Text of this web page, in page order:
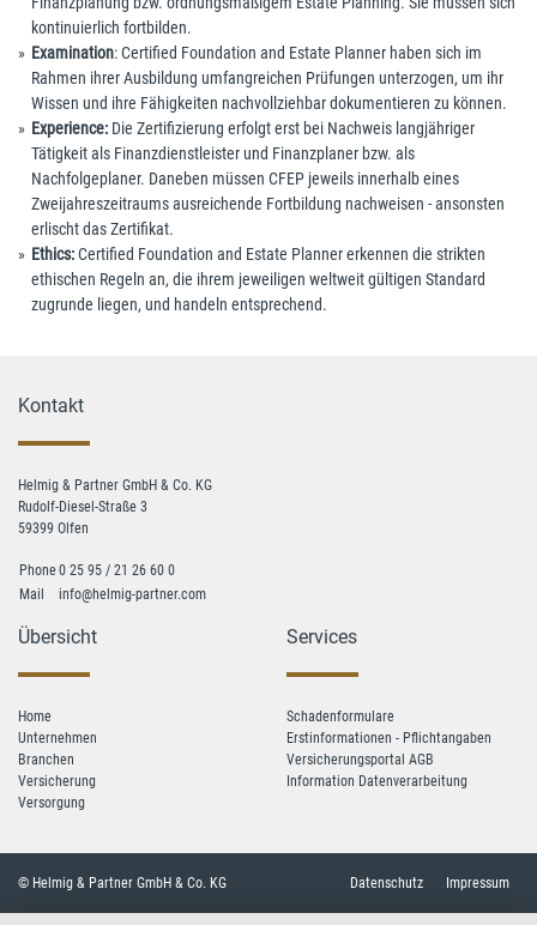
kontinuierlich fortbilden.
Examination: Certified Foundation and Estate Planner haben sich im
Rahmen ihrer Ausbildung umfangreichen Prüfungen unterzogen, um ihr
Wissen und ihre Fähigkeiten nachvollziehbar dokumentieren zu können.
Experience: Die Zertifizierung erfolgt erst bei Nachweis langjähriger
Tätigkeit als Finanzdienstleister und Finanzplaner bzw. als
Nachfolgeplaner. Daneben müssen CFEP jeweils innerhalb eines
Zweijahreszeitraums ausreichende Fortbildung nachweisen - ansonsten
erlischt das Zertifikat.
Ethics:Certified Foundation and Estate Planner erkennen die strikten
ethischen Regeln an, die ihrem jeweiligen weltweit gültigen Standard
zugrunde liegen, und handeln entsprechend.
Kontakt
Helmig & Partner GmbH & Co. KG
Rudolf-Diesel-Straße 3
59399 Olfen
Phone0 25 95 / 21 26 60 0
Mail
info@helmig-partner.com
Übersicht
Home
Unternehmen
Branchen
Versicherung
Versorgung
Services
Schadenformulare
Erstinformationen - Pflichtangaben
Versicherungsportal AGB
Information Datenverarbeitung
© Helmig & Partner GmbH & Co. KG Datenschutz Impressum